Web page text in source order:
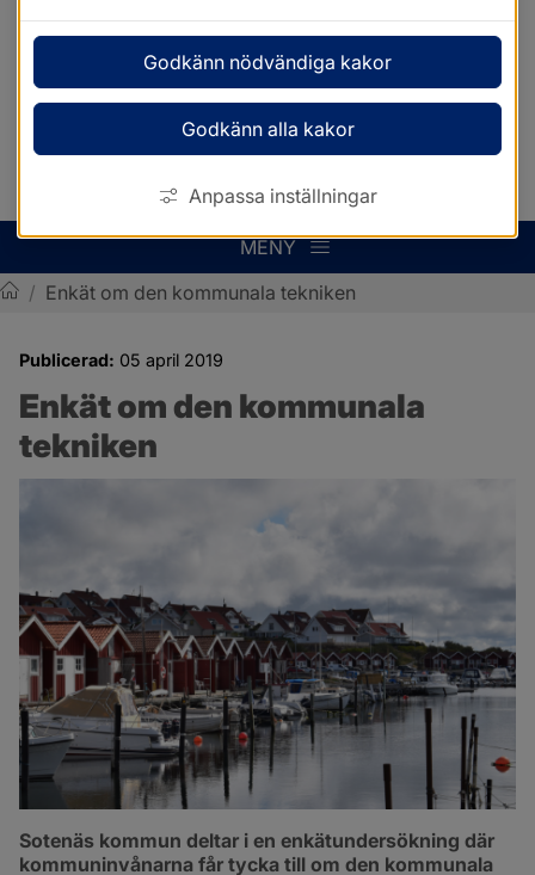
MENY
/ Enkät om den kommunala tekniken
Publicerad: 05 april 2019
Enkät om den kommunala
tekniken
Sotenäs kommun deltar i en enkätundersökning där
kommuninvånarna får tycka till om den kommunala
Godkänn nödvändiga kakor
Godkänn alla kakor
Anpassa inställningar